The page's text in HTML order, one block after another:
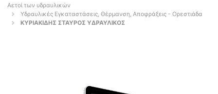
Αετοί των υδραυλικών
Υδραυλικές Εγκαταστάσεις, Θέρμανση, Αποφράξεις - Ορεστιάδα
ΚΥΡΙΑΚΙΔΗΣ ΣΤΑΥΡΟΣ ΥΔΡΑΥΛΙΚΟΣ